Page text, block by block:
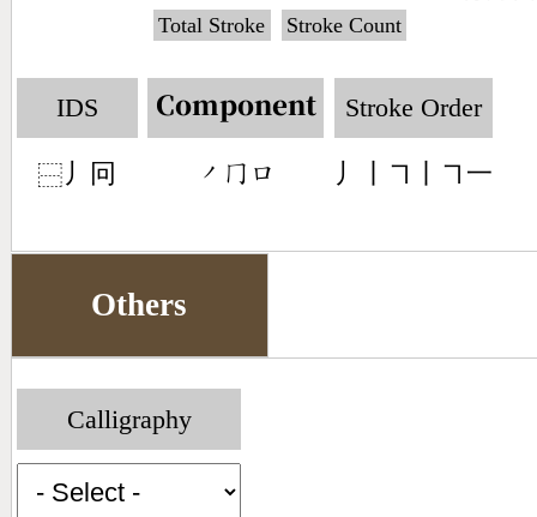
Total Stroke Stroke Count
IDS
⿱ 丿冋
Component
󶀄󶀦󶁶
Stroke Order
丿丨㇕丨㇕一
Others
Calligraphy